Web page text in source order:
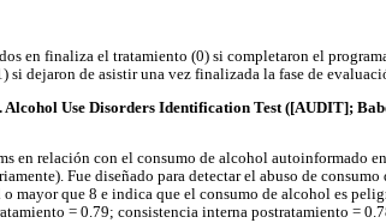
en finaliza el tratamiento (0) si completaron el
si dejaron de asistir una vez finalizada la fase de
Alcohol Use Disorders Identification Test ([AUDIT];
en relación con el consumo de alcohol autoinformado
Fue diseñado para detectar el abuso de
mayor que 8 e indica que el consumo de alcohol es
= 0.79; consistencia interna postratamiento =